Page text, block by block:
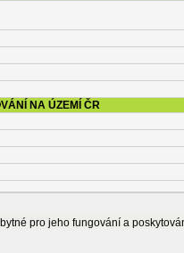
NA ÚZEMÍ ČR
pro jeho fungování a